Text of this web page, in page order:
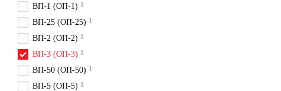
ВП-1 (ОП-1) 1
ВП-25 (ОП-25) 1
ВП-2 (ОП-2) 1
ВП-3 (ОП-3) 1
ВП-50 (ОП-50) 1
ВП-5 (ОП-5) 1